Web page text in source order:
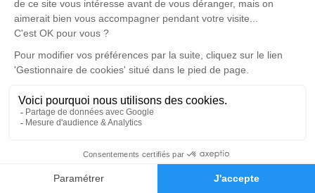
Faire-part Hommages
Un service de plantation d’arbre hommage est
disponible ici.
Je rends hommage
Cérémonie religieuse
Église Saint Laurent de Saint-Laurent-Médoc
33112 Saint-Laurent-Médoc